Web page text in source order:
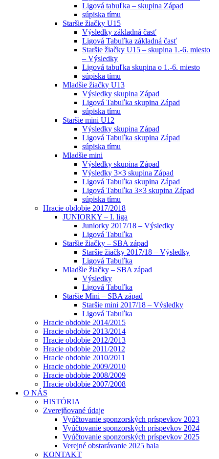
Ligová tabuľka – skupina Západ
súpiska tímu
Staršie žiačky U15
Výsledky základná časť
Ligová Tabuľka základná časť
Staršie žiačky U15 – skupina 1.-6. miesto
– Výsledky
Ligová tabuľka skupina o 1.-6. miesto
súpiska tímu
Mladšie žiačky U13
Výsledky skupina Západ
Ligová Tabuľka skupina Západ
súpiska tímu
Staršie mini U12
Výsledky skupina Západ
Ligová Tabuľka skupina Západ
súpiska tímu
Mladšie mini
Výsledky skupina Západ
Výsledky 3×3 skupina Západ
Ligová Tabuľka skupina Západ
Ligová Tabuľka 3×3 skupina Západ
súpiska tímu
Hracie obdobie 2017/2018
JUNIORKY – I. liga
Juniorky 2017/18 – Výsledky
Ligová Tabuľka
Staršie žiačky – SBA západ
Staršie žiačky 2017/18 – Výsledky
Ligová Tabuľka
Mladšie žiačky – SBA západ
Výsledky
Ligová Tabuľka
Staršie Mini – SBA západ
Staršie mini 2017/18 – Výsledky
Ligová Tabuľka
Hracie obdobie 2014/2015
Hracie obdobie 2013/2014
Hracie obdobie 2012/2013
Hracie obdobie 2011/2012
Hracie obdobie 2010/2011
Hracie obdobie 2009/2010
Hracie obdobie 2008/2009
Hracie obdobie 2007/2008
O NÁS
HISTÓRIA
Zverejňované údaje
Vyúčtovanie sponzorských príspevkov 2023
Vyúčtovanie sponzorských príspevkov 2024
Vyúčtovanie sponzorských príspevkov 2025
Verejné obstarávanie 2025 hala
KONTAKT